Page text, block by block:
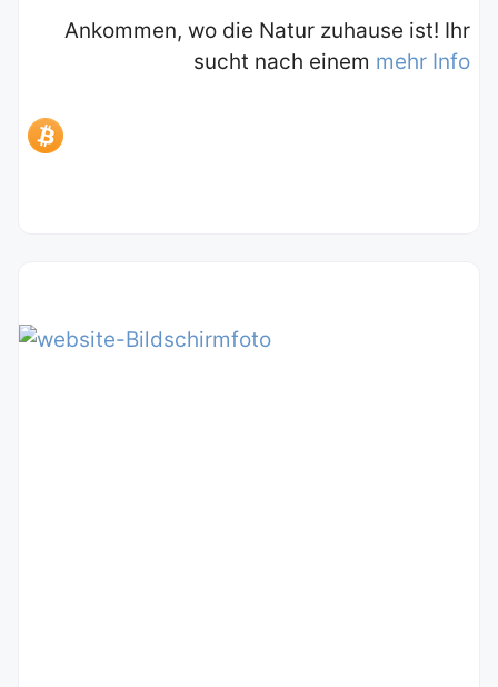
Ankommen, wo die Natur zuhause ist! Ihr
sucht nach einem mehr Info